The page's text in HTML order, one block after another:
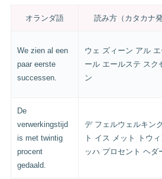
オランダ語 読み方（カタカナ発
We zien al een
paar eerste
successen.
ウェ ズィーン アル
ール エールステ スク
ン
De
verwerkingstijd
is met twintig
procent
gedaald.
デ フェルウェルキン
ト イス メット トウ
ッハ プロセント ヘダ